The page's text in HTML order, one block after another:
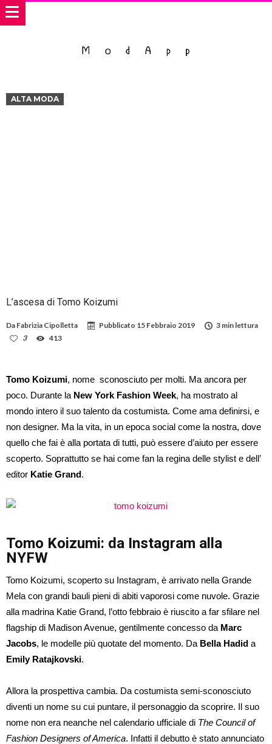
ALTA MODA
L’ascesa di Tomo Koizumi
Da Fabrizia Cipolletta Pubblicato 15 Febbraio 2019
3 min lettura
3
413
Tomo Koizumi, nome sconosciuto per molti. Ma ancora per
poco. Durante la New York Fashion Week, ha mostrato al
mondo intero il suo talento da costumista. Come ama definirsi, e
non designer. Ma la vita, in un epoca social come la nostra, dove
quello che fai è alla portata di tutti, può essere d’aiuto per essere
scoperto. Soprattutto se hai come fan la regina delle stylist e dell’
editor Katie Grand.
Tomo Koizumi: da Instagram alla
NYFW
Tomo Koizumi, scoperto su Instagram, è arrivato nella Grande
Mela con grandi bauli pieni di abiti vaporosi come nuvole. Grazie
alla madrina Katie Grand, l’otto febbraio è riuscito a far sfilare nel
flagship di Madison Avenue, gentilmente concesso da Marc
Jacobs, le modelle più quotate del momento. Da Bella Hadid a
Emily Ratajkovski.
Allora la prospettiva cambia. Da costumista semi-sconosciuto
diventi un nome su cui puntare, il personaggio da scoprire. Il suo
nome non era neanche nel calendario ufficiale di The Council of
Fashion Designers of America. Infatti il debutto è stato annunciato